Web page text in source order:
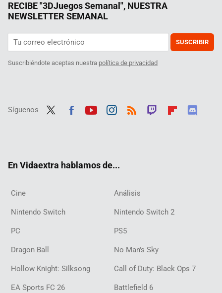
RECIBE "3DJuegos Semanal", NUESTRA
NEWSLETTER SEMANAL
SUSCRIBIR
Suscribiéndote aceptas nuestra política de privacidad
Síguenos
En Vidaextra hablamos de...
Cine Análisis
Nintendo Switch Nintendo Switch 2
PC PS5
Dragon Ball No Man's Sky
Hollow Knight: Silksong Call of Duty: Black Ops 7
EA Sports FC 26 Battlefield 6